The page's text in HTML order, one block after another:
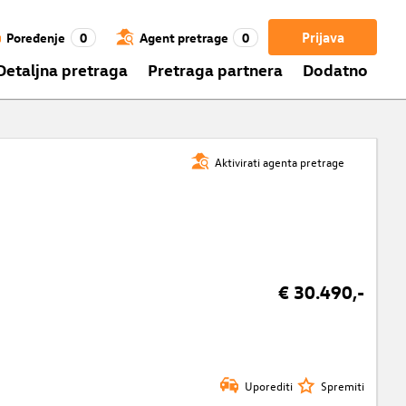
Prijava
Poređenje 0 Agent pretrage 0
pretraga Pretraga partnera Dodatno
Aktivirati agenta pretrage
€ 30.490,-
Uporediti Spremiti